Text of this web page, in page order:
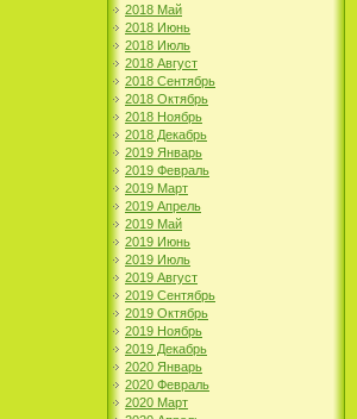
2018 Май
2018 Июнь
2018 Июль
2018 Август
2018 Сентябрь
2018 Октябрь
2018 Ноябрь
2018 Декабрь
2019 Январь
2019 Февраль
2019 Март
2019 Апрель
2019 Май
2019 Июнь
2019 Июль
2019 Август
2019 Сентябрь
2019 Октябрь
2019 Ноябрь
2019 Декабрь
2020 Январь
2020 Февраль
2020 Март